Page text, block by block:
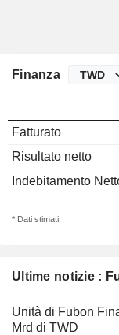
Ultime notizie :
Unità di Fubon
Mrd di TWD
Finanza
Fatturato
Risultato netto
Indebitamento
* Dati stimati